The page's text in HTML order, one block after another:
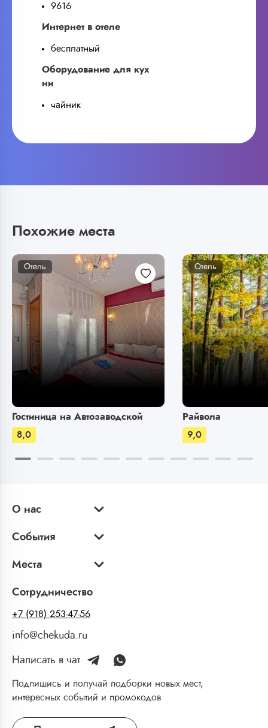
9616
Интернет в отеле
бесплатный
Оборудование для кух
ни
чайник
Похожие места
Отель
Гостиница на Автозаводской
8,0
Отель
Райвола
9,0
О нас
События
Места
Сотрудничество
+7 (918) 253-47-56
info@chekuda.ru
Написать в чат
Подпишись и получай подборки новых мест,
интересных событий и промокодов